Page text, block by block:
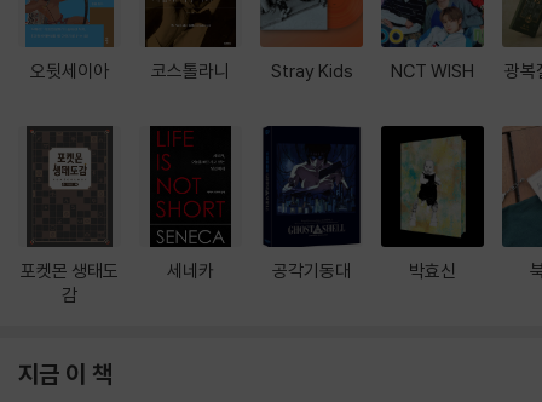
오뒷세이아
포켓몬 생태도
감
코스톨라니
세네카
Stray Kids
공각기동대
NCT WISH
박효신
광복
지금 이 책